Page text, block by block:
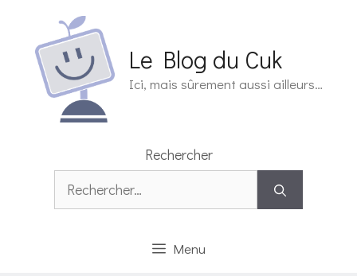
contenu
Le Blog du Cuk
Ici, mais sûrement aussi ailleurs…
Rechercher
Rechercher :
Menu